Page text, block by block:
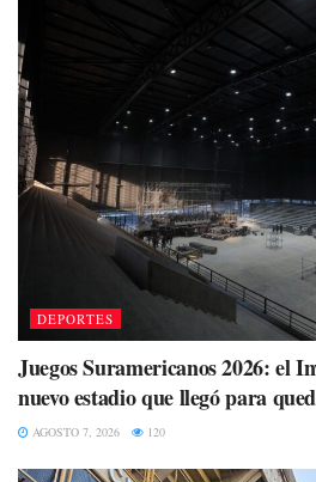
DEPORTES
Juegos Suramericanos 2026: el
nuevo estadio que llegó para
AGOSTO 7, 2026 120